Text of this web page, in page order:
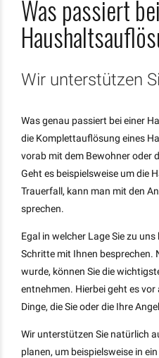
Was passiert
Wir unterstützen
Was genau passiert bei einer
die Komplettauflösung eines
vorab mit dem Bewohner oder
Geht es beispielsweise um die
Trauerfall, kann man mit den
sprechen.
Egal in welcher Lage Sie zu
Schritte mit Ihnen besprechen.
wurde, können Sie die
entnehmen. Hierbei geht es
Dinge, die Sie oder die Ihre
Wir unterstützen Sie natürlich
planen, um beispielsweise in